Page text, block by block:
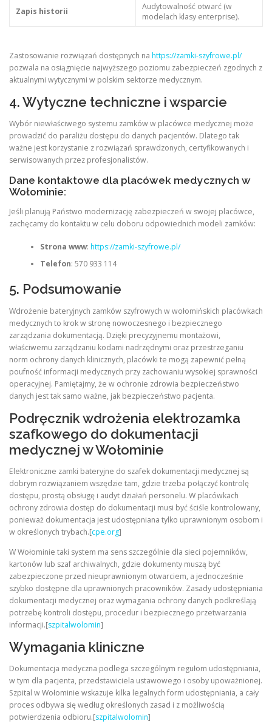
Zapis historii
Audytowalność otwarć (w
modelach klasy enterprise).
Zastosowanie rozwiązań dostępnych na https://zamki-szyfrowe.pl/
pozwala na osiągnięcie najwyższego poziomu zabezpieczeń zgodnych z
aktualnymi wytycznymi w polskim sektorze medycznym.
4. Wytyczne techniczne i wsparcie
Wybór niewłaściwego systemu zamków w placówce medycznej może
prowadzić do paraliżu dostępu do danych pacjentów. Dlatego tak
ważne jest korzystanie z rozwiązań sprawdzonych, certyfikowanych i
serwisowanych przez profesjonalistów.
Dane kontaktowe dla placówek medycznych w
Wołominie:
Jeśli planują Państwo modernizację zabezpieczeń w swojej placówce,
zachęcamy do kontaktu w celu doboru odpowiednich modeli zamków:
Strona www: https://zamki-szyfrowe.pl/
Telefon: 570 933 114
5. Podsumowanie
Wdrożenie bateryjnych zamków szyfrowych w wołomińskich placówkach
medycznych to krok w stronę nowoczesnego i bezpiecznego
zarządzania dokumentacją. Dzięki precyzyjnemu montażowi,
właściwemu zarządzaniu kodami nadrzędnymi oraz przestrzeganiu
norm ochrony danych klinicznych, placówki te mogą zapewnić pełną
poufność informacji medycznych przy zachowaniu wysokiej sprawności
operacyjnej. Pamiętajmy, że w ochronie zdrowia bezpieczeństwo
danych jest tak samo ważne, jak bezpieczeństwo pacjenta.
Podręcznik wdrożenia elektrozamka
szafkowego do dokumentacji
medycznej w Wołominie
Elektroniczne zamki bateryjne do szafek dokumentacji medycznej są
dobrym rozwiązaniem wszędzie tam, gdzie trzeba połączyć kontrolę
dostępu, prostą obsługę i audyt działań personelu. W placówkach
ochrony zdrowia dostęp do dokumentacji musi być ściśle kontrolowany,
ponieważ dokumentacja jest udostępniana tylko uprawnionym osobom i
w określonych trybach.[cpe.org]
W Wołominie taki system ma sens szczególnie dla sieci pojemników,
kartonów lub szaf archiwalnych, gdzie dokumenty muszą być
zabezpieczone przed nieuprawnionym otwarciem, a jednocześnie
szybko dostępne dla uprawnionych pracowników. Zasady udostępniania
dokumentacji medycznej oraz wymagania ochrony danych podkreślają
potrzebę kontroli dostępu, procedur i bezpiecznego przetwarzania
informacji.[szpitalwolomin]
Wymagania kliniczne
Dokumentacja medyczna podlega szczególnym regułom udostępniania,
w tym dla pacjenta, przedstawiciela ustawowego i osoby upoważnionej.
Szpital w Wołominie wskazuje kilka legalnych form udostępniania, a cały
proces odbywa się według określonych zasad i z możliwością
potwierdzenia odbioru.[szpitalwolomin]